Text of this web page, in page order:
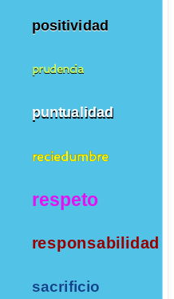
positividad
prudencia
puntualidad
reciedumbre
respeto
responsabilidad
sacrificio